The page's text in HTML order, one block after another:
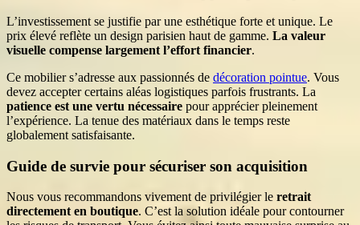
L’investissement se justifie par une esthétique forte et unique. Le
prix élevé reflète un design parisien haut de gamme. La valeur
visuelle compense largement l’effort financier.
Ce mobilier s’adresse aux passionnés de décoration pointue. Vous
devez accepter certains aléas logistiques parfois frustrants. La
patience est une vertu nécessaire pour apprécier pleinement
l’expérience. La tenue des matériaux dans le temps reste
globalement satisfaisante.
Guide de survie pour sécuriser son acquisition
Nous vous recommandons vivement de privilégier le retrait
directement en boutique. C’est la solution idéale pour contourner